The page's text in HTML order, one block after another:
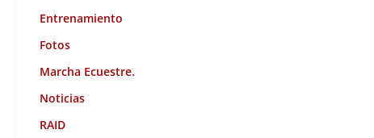
Entrenamiento
Fotos
Marcha Ecuestre.
Noticias
RAID